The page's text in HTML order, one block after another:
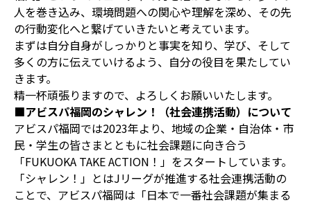
人を巻き込み、環境問題への関心や理解を深め、その先
の行動変化へと繋げていきたいと考えています。
まずは自分自身がしっかりと事実を知り、学び、そして
多くの方に伝えていけるよう、自分の役目を果たしてい
きます。
精一杯頑張りますので、よろしくお願いいたします。
■アビスパ福岡のシャレン！（社会連携活動）について
アビスパ福岡では2023年より、地域の企業・自治体・市
民・学生の皆さまとともに社会課題に向き合う
「FUKUOKA TAKE ACTION！」をスタートしています。
「シャレン！」とはJリーグが推進する社会連携活動の
ことで、アビスパ福岡は「日本で一番社会課題が集まる